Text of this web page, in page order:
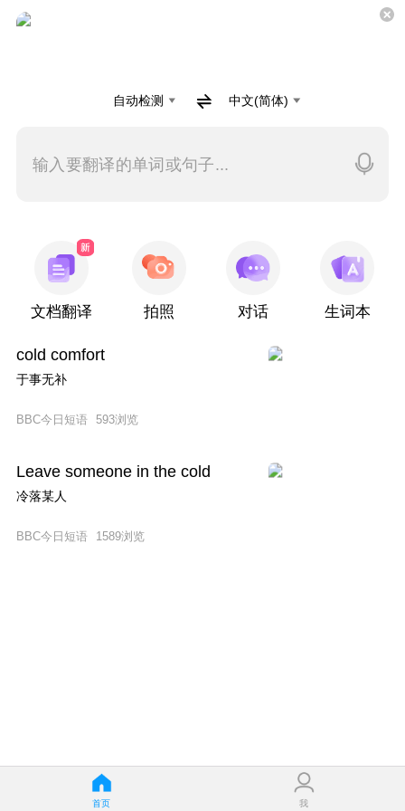
自动检测 中文(简体)
输入要翻译的单词或句子...
文档翻译 拍照 对话 生词本
cold comfort
于事无补
BBC今日短语 593浏览
Leave someone in the cold
冷落某人
BBC今日短语 1589浏览
首页 我